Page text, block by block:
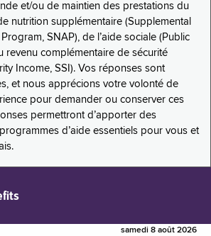
et/ou de maintien des prestations du
nutrition supplémentaire (Supplemental
SNAP), de l’aide sociale (Public
revenu complémentaire de sécurité
Income, SSI). Vos réponses sont
et nous apprécions votre volonté de
pour demander ou conserver ces
permettront d’apporter des
d’aide essentiels pour vous et
samedi 8 août 2026